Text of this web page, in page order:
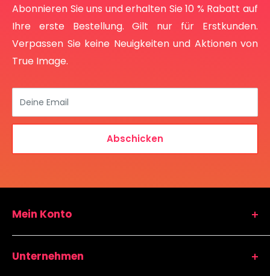
Abonnieren Sie uns und erhalten Sie 10 % Rabatt auf
Ihre erste Bestellung. Gilt nur für Erstkunden.
Verpassen Sie keine Neuigkeiten und Aktionen von
True Image.
Deine Email
Abschicken
Mein Konto
Warenkorb
Kundenkonto
Unternehmen